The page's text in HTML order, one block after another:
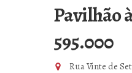
Pavilhão
595.000
Rua Vinte de